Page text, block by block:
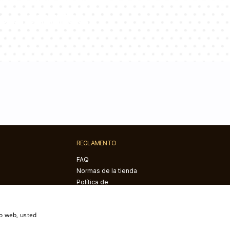
REGLAMENTO
FAQ
Normas de la tienda
Política de
web, usted